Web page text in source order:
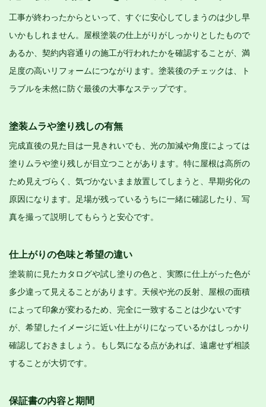
工事が終わったからといって、すぐに安心してしまうのは少し早
いかもしれません。屋根塗装の仕上がりがしっかりとしたもので
あるか、契約内容通りの施工が行われたかを確認することが、満
足度の高いリフォームにつながります。塗装後のチェックは、ト
ラブルを未然に防ぐ最後の大事なステップです。
塗装ムラや塗り残しの有無
完成直後の見た目は一見きれいでも、光の加減や角度によっては
塗りムラや塗り残しが目立つことがあります。特に屋根は高所の
ため見えづらく、気づかないまま放置してしまうと、早期劣化の
原因になります。足場が残っているうちに一緒に確認したり、写
真を撮って説明してもらうと安心です。
仕上がりの色味と希望の違い
塗装前に見たカタログや試し塗りの色と、実際に仕上がった色が
多少違って見えることがあります。天候や光の反射、屋根の面積
によって印象が変わるため、完全に一致することは少ないです
が、希望したイメージに近い仕上がりになっているかはしっかり
確認しておきましょう。もし気になる点があれば、遠慮せず相談
することが大切です。
保証書の内容と期間